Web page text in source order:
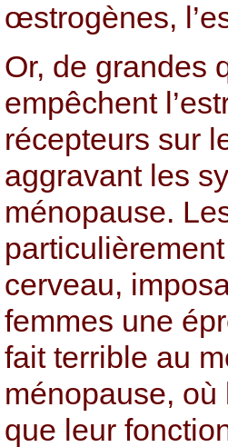
œstrogènes,
Or, de grandes
empêchent
récepteurs sur
aggravant les
ménopause.
cerveau,
femmes une
fait terrible au
ménopause,
que leur